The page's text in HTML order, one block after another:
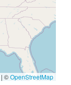
| ©OpenStreetMap